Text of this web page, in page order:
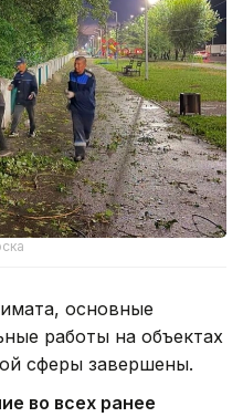
основные
работы на объектах
сферы завершены.
во всех ранее